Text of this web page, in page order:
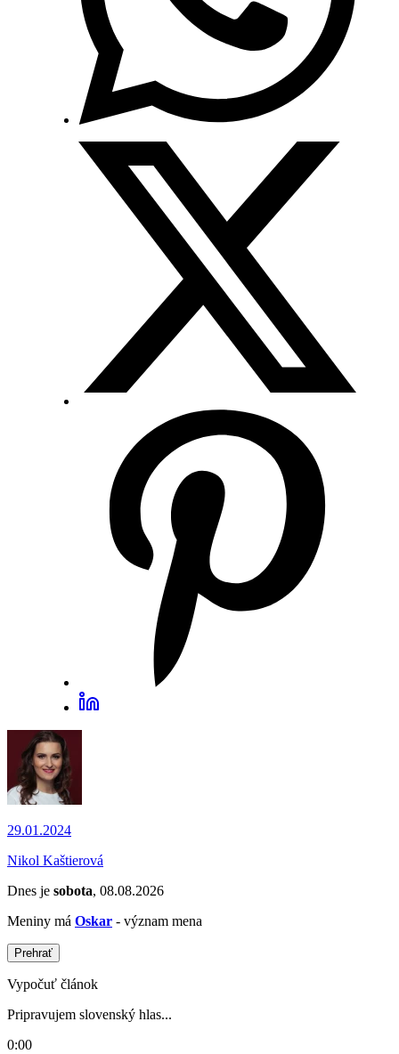
29.01.2024
Nikol Kaštierová
Dnes je sobota, 08.08.2026
Meniny má Oskar - význam mena
Prehrať
Vypočuť článok
Pripravujem slovenský hlas...
0:00